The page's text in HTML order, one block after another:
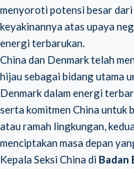
menyoroti potensi besar
keyakinannya atas upaya
energi terbarukan.
China dan Denmark telah
hijau sebagai bidang utama
Denmark dalam energi
serta komitmen China untuk
atau ramah lingkungan,
menciptakan masa depan
Kepala Seksi China di Badan